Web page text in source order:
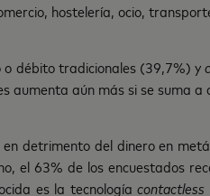
hostelería, ocio,
débito tradicionales (39,7%) y
aún más si se suma
detrimento del dinero en
el 63% de los encuestados
es la tecnologíacontactless